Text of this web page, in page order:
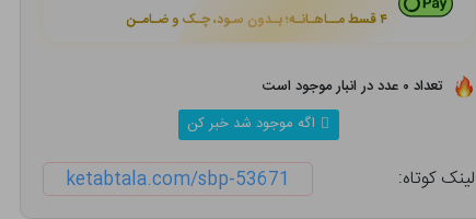
۴ قسط مــاهـانـه؛ بـدون سـود، چـک و ضـامـن
تعداد ۰ عدد در انبار موجود است
اگه موجود شد خبر کن
لینک کوتاه: ketabtala.com/sbp-53671